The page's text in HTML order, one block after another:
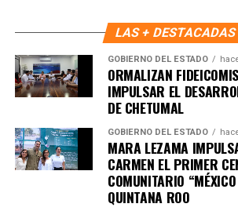
Recibe las noticias
Únete al canal oficial de
Quinto Podery recibe las
LAS + DESTACADAS
GOBIERNO DEL ESTADO
ORMALIZAN
IMPULSAR EL
DE CHETUMAL
GOBIERNO DEL ESTADO
MARA LEZAMA
CARMEN EL PRIMER
COMUNITARIO
QUINTANA ROO